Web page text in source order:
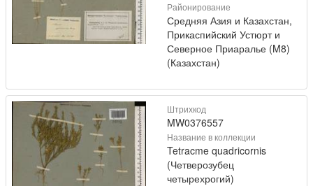
Районирование
Средняя Азия и Казахстан,
Прикаспийский Устюрт и
Северное Приаралье (M8)
(Казахстан)
Штрихкод
MW0376557
Название в коллекции
Tetracme quadricornis
(Четверозубец
четырехрогий)